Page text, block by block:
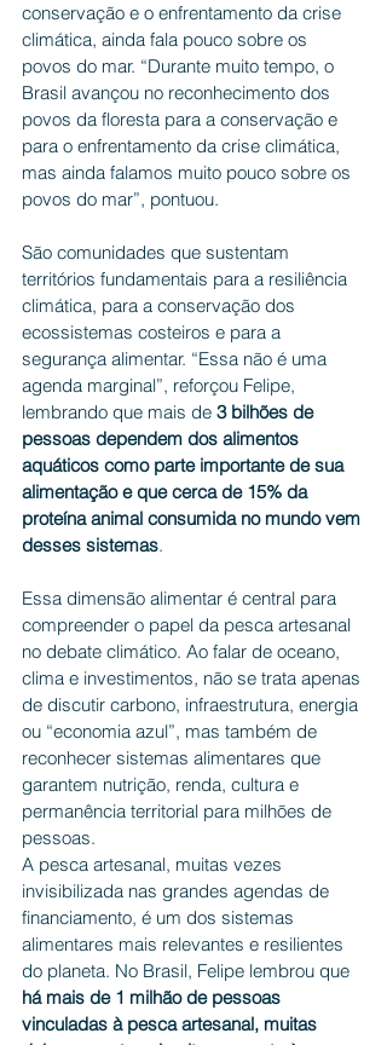
conservação e o enfrentamento da crise
climática, ainda fala pouco sobre os
povos do mar. “Durante muito tempo, o
Brasil avançou no reconhecimento dos
povos da floresta para a conservação e
para o enfrentamento da crise climática,
mas ainda falamos muito pouco sobre os
povos do mar”, pontuou.
São comunidades que sustentam
territórios fundamentais para a resiliência
climática, para a conservação dos
ecossistemas costeiros e para a
segurança alimentar. “Essa não é uma
agenda marginal”, reforçou Felipe,
lembrando que mais de 3 bilhões de
pessoas dependem dos alimentos
aquáticos como parte importante de sua
alimentação e que cerca de 15% da
proteína animal consumida no mundo vem
desses sistemas.
Essa dimensão alimentar é central para
compreender o papel da pesca artesanal
no debate climático. Ao falar de oceano,
clima e investimentos, não se trata apenas
de discutir carbono, infraestrutura, energia
ou “economia azul”, mas também de
reconhecer sistemas alimentares que
garantem nutrição, renda, cultura e
permanência territorial para milhões de
pessoas.
A pesca artesanal, muitas vezes
invisibilizada nas grandes agendas de
financiamento, é um dos sistemas
alimentares mais relevantes e resilientes
do planeta. No Brasil, Felipe lembrou que
há mais de 1 milhão de pessoas
vinculadas à pesca artesanal, muitas